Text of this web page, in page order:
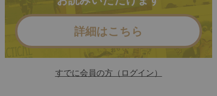
詳細はこちら
すでに会員の方（ログイン）